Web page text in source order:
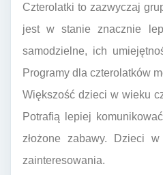
Czterolatki to zazwyczaj
jest w stanie znacznie
samodzielne, ich
Programy dla czterolatków
Większość dzieci w wieku
Potrafią lepiej
złożone zabawy. Dzieci
zainteresowania.